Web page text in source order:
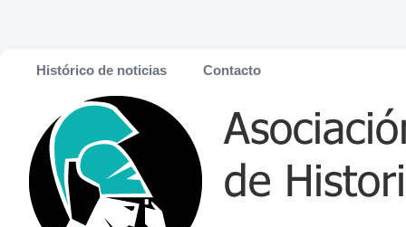
Histórico de noticias Contacto